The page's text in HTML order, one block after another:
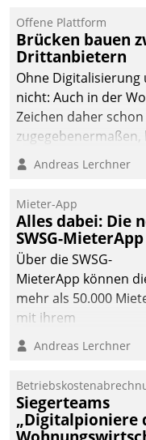
Offene Plattform
Brücken bauen
Drittanbietern
Ohne
nicht: Auch in der
Zeichen daher
Branchen.
Andreas Lerchner
Mieter-App
Alles dabei: Die
SWSG-MieterApp
Über die SWSG-
MieterApp können
mehr als 50.000
mit ihrem
kommunizieren, auf
einsehen und ändern
oder
Schadensmeldungen
Andreas Lerchner
Siegerteams
„Digitalpioniere